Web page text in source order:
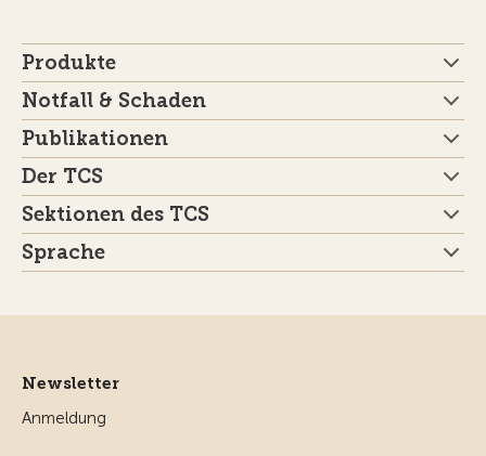
Produkte
Notfall & Schaden
Publikationen
Der TCS
Sektionen des TCS
Sprache
Newsletter
Anmeldung